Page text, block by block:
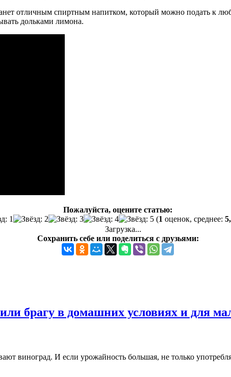
отличным спиртным напитком, который можно подать к
дольками лимона.
Пожалуйста, оцените статью:
(1 оценок, среднее:
Загрузка...
Сохранить себе или поделиться с друзьями:
брагу в домашних условиях и для
виноград. И если урожайность большая, не только